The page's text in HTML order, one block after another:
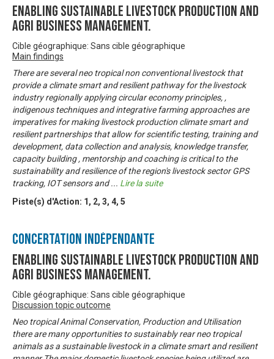
Enabling Sustainable livestock production and
Agri business management.
Cible géographique: Sans cible géographique
Main findings
There are several neo tropical non conventional livestock that
provide a climate smart and resilient pathway for the livestock
industry regionally applying circular economy principles, ,
indigenous techniques and integrative farming approaches are
imperatives for making livestock production climate smart and
resilient partnerships that allow for scientific testing, training and
development, data collection and analysis, knowledge transfer,
capacity building , mentorship and coaching is critical to the
sustainability and resilience of the region's livestock sector GPS
tracking, IOT sensors and... Lire la suite
Piste(s) d'Action: 1 , 2, 3, 4, 5
Concertation Indépendante
Enabling Sustainable livestock production and
Agri business management.
Cible géographique: Sans cible géographique
Discussion topic outcome
Neo tropical Animal Conservation, Production and Utilisation
there are many opportunities to sustainably rear neo tropical
animals as a sustainable livestock in a climate smart and resilient